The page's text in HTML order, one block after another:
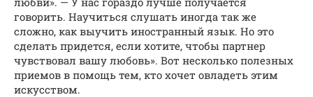
говорить. Научиться слушать иногда так же
сложно, как выучить иностранный язык. Но это
сделать придется, если хотите, чтобы партнер
чувствовал вашу любовь». Вот несколько полезных
приемов в помощь тем, кто хочет овладеть этим
искусством.